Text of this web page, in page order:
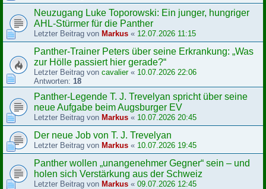
Neuzugang Luke Toporowski: Ein junger, hungriger
AHL-Stürmer für die Panther
Letzter Beitrag von Markus « 12.07.2026 11:15
Panther-Trainer Peters über seine Erkrankung: „Was
zur Hölle passiert hier gerade?“
Letzter Beitrag von cavalier« 10.07.2026 22:06
Antworten: 18
Panther-Legende T. J. Trevelyan spricht über seine
neue Aufgabe beim Augsburger EV
Letzter Beitrag von Markus « 10.07.2026 20:45
Der neue Job von T. J. Trevelyan
Letzter Beitrag von Markus « 10.07.2026 19:45
Panther wollen „unangenehmer Gegner“ sein – und
holen sich Verstärkung aus der Schweiz
Letzter Beitrag von Markus « 09.07.2026 12:45